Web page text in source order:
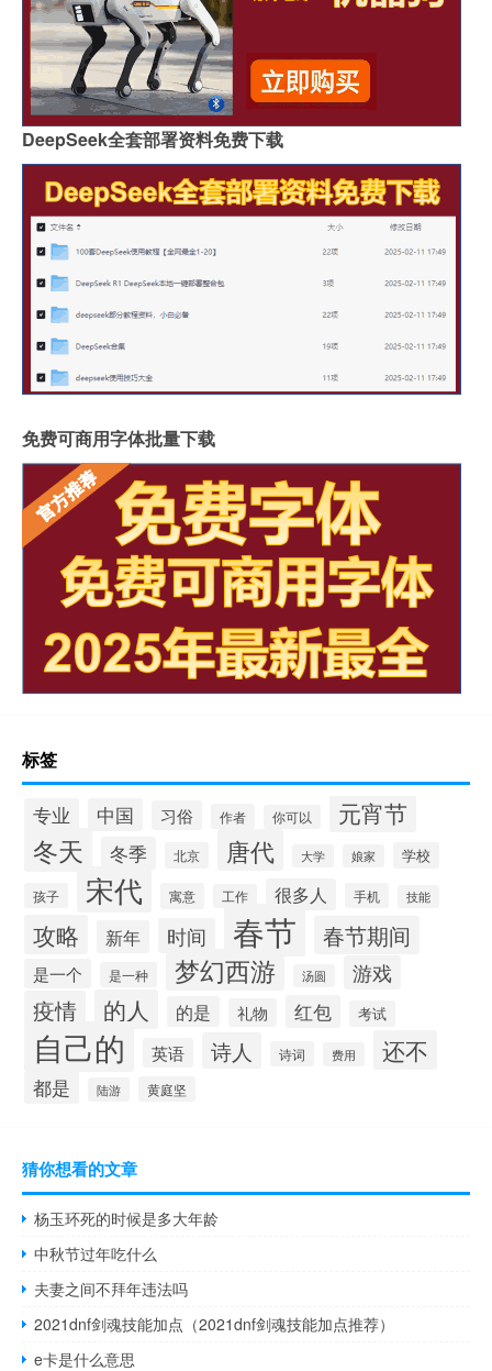
DeepSeek全套部署资料免费下载
免费可商用字体批量下载
标签
专业 中国 习俗 作者 你可以 元宵节
冬天 冬季 北京 唐代 大学 娘家 学校
孩子 宋代 寓意 工作 很多人 手机 技能
攻略 新年 时间 春节 春节期间
是一个 是一种 梦幻西游 汤圆 游戏
疫情 的人 的是 礼物 红包 考试
自己的 英语 诗人 诗词 费用 还不
都是 陆游 黄庭坚
猜你想看的文章
杨玉环死的时候是多大年龄
中秋节过年吃什么
夫妻之间不拜年违法吗
2021dnf剑魂技能加点（2021dnf剑魂技能加点推荐）
e卡是什么意思